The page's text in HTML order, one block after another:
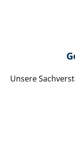
Unsere